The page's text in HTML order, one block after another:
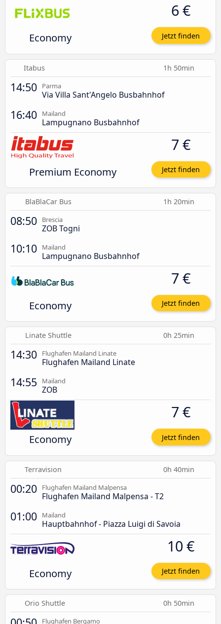
Economy
6 €
Jetzt finden
Itabus 1h 50min
14:50 Parma
Via Villa Sant'Angelo Busbahnhof
16:40 Mailand
Lampugnano Busbahnhof
Premium Economy
7 €
Jetzt finden
BlaBlaCar Bus 1h 20min
08:50 Brescia
ZOB Togni
10:10 Mailand
Lampugnano Busbahnhof
Economy
7 €
Jetzt finden
Linate Shuttle 0h 25min
14:30 Flughafen Mailand Linate
Flughafen Mailand Linate
14:55 Mailand
ZOB
Economy
7 €
Jetzt finden
Terravision 0h 40min
00:20 Flughafen Mailand Malpensa
Flughafen Mailand Malpensa - T2
01:00 Mailand
Hauptbahnhof - Piazza Luigi di Savoia
Economy
10 €
Jetzt finden
Orio Shuttle 0h 50min
Flughafen Bergamo